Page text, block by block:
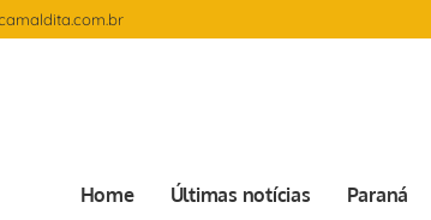
Home Últimas notícias Paraná